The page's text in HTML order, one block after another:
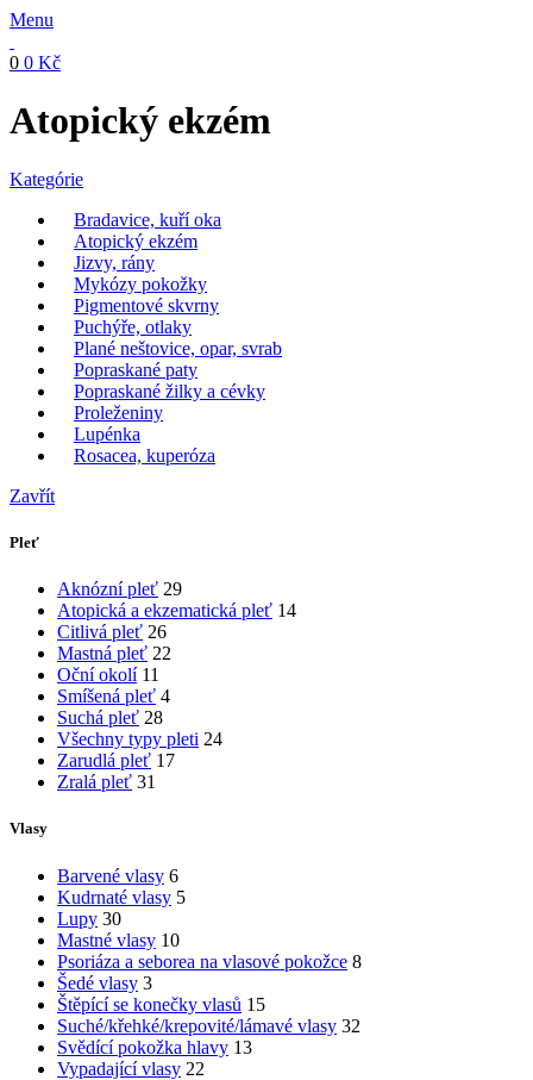
Menu
0 0 Kč
Atopický ekzém
Kategórie
Bradavice, kuří oka
Atopický ekzém
Jizvy, rány
Mykózy pokožky
Pigmentové skvrny
Puchýře, otlaky
Plané neštovice, opar, svrab
Popraskané paty
Popraskané žilky a cévky
Proleženiny
Lupénka
Rosacea, kuperóza
Zavřít
Pleť
Aknózní pleť 29
Atopická a ekzematická pleť 14
Citlivá pleť 26
Mastná pleť 22
Oční okolí 11
Smíšená pleť 4
Suchá pleť 28
Všechny typy pleti 24
Zarudlá pleť 17
Zralá pleť 31
Vlasy
Barvené vlasy 6
Kudrnaté vlasy 5
Lupy 30
Mastné vlasy 10
Psoriáza a seborea na vlasové pokožce 8
Šedé vlasy 3
Štěpící se konečky vlasů 15
Suché/křehké/krepovité/lámavé vlasy 32
Svědící pokožka hlavy 13
Vypadající vlasy 22